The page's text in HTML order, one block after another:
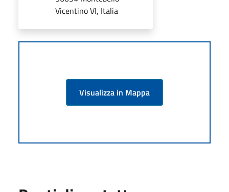
Vicentino VI, Italia
Visualizza in Mappa